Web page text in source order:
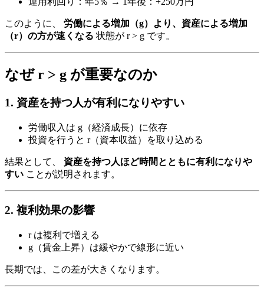
このように、 労働による増加（g）より、資産による増加
（r）の方が速くなる 状態が r > g です。
なぜ r > g が重要なのか
1. 資産を持つ人が有利になりやすい
労働収入は g（経済成長）に依存
投資を行うと r（資本収益）を取り込める
結果として、 資産を持つ人ほど時間とともに有利になりや
すい ことが説明されます。
2. 複利効果の影響
r は複利で増える
g（賃金上昇）は緩やかで線形に近い
長期では、この差が大きくなります。